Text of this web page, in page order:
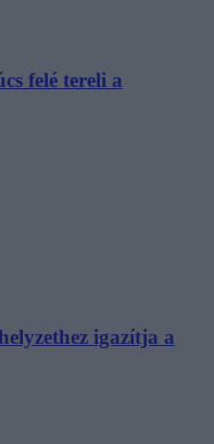
felé tereli a
igazítja a